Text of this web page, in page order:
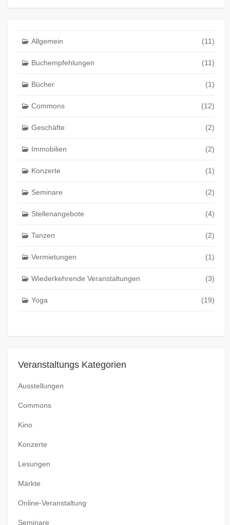
Allgemein (11)
Buchempfehlungen (11)
Bücher (1)
Commons (12)
Geschäfte (2)
Immobilien (2)
Konzerte (1)
Seminare (2)
Stellenangebote (4)
Tanzen (2)
Vermietungen (1)
Wiederkehrende Veranstaltungen (3)
Yoga (19)
Veranstaltungs Kategorien
Ausstellungen
Commons
Kino
Konzerte
Lesungen
Märkte
Online-Veranstaltung
Seminare